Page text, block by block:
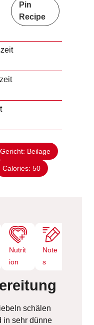
Pin
Recipe
Gericht: Beilage
Calories: 50
Nutrit
ion
Note
s
schälen
in sehr dünne